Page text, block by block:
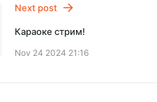
Next post
Караоке стрим!
Nov 24 2024 21:16